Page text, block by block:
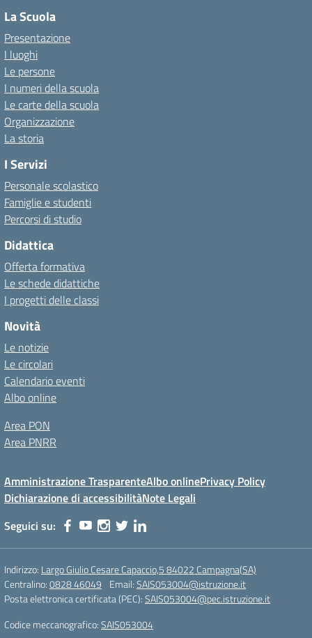
La Scuola
Presentazione
I luoghi
Le persone
I numeri della scuola
Le carte della scuola
Organizzazione
La storia
I Servizi
Personale scolastico
Famiglie e studenti
Percorsi di studio
Didattica
Offerta formativa
Le schede didattiche
I progetti delle classi
Novità
Le notizie
Le circolari
Calendario eventi
Albo online
Area PON
Area PNRR
Amministrazione TrasparenteAlbo onlinePrivacy Policy
Dichiarazione di accessibilitàNote Legali
Seguici su:
Indirizzo: Largo Giulio Cesare Capaccio,5 84022 Campagna(SA)
Centralino:0828 46049 Email:SAIS053004@istruzione.it
Posta elettronica certificata (PEC):SAIS053004@pec.istruzione.it
Codice meccanografico:SAIS053004